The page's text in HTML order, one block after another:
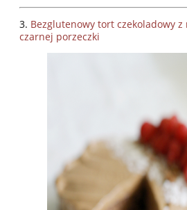
3. Bezglutenowy tort czekoladowy
czarnej porzeczki